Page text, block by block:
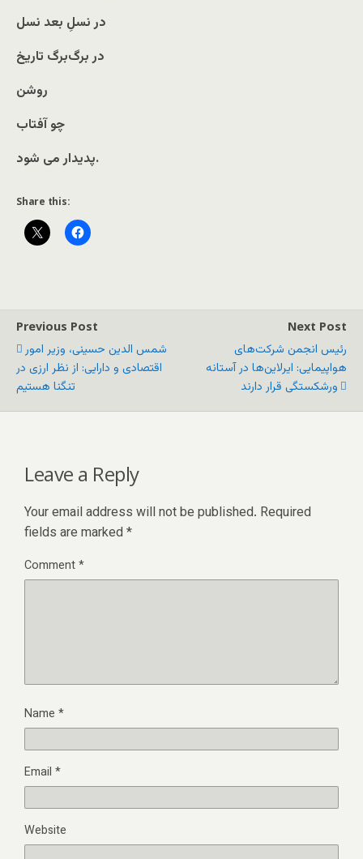
در نسلِ بعد نسل
در برگ‌برگ تاریخ
روشن
چو آفتاب
پدیدار می شود.
Share this:
Previous Post
شمس الدین حسینی، وزیر امور
اقتصادی و دارایی: از نظر ارزی در
تنگنا هستیم
Next Post
رئیس انجمن شرکت‌های
هواپیمایی: ایرلاین‌ها در آستانه
ورشکستگی قرار دارند
Leave a Reply
Your email address will not be published. Required
fields are marked *
Comment*
Name *
Email *
Website